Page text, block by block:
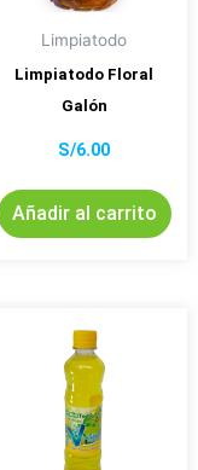
Limpiatodo
Limpiatodo Floral
Galón
S/6.00
Añadir al carrito